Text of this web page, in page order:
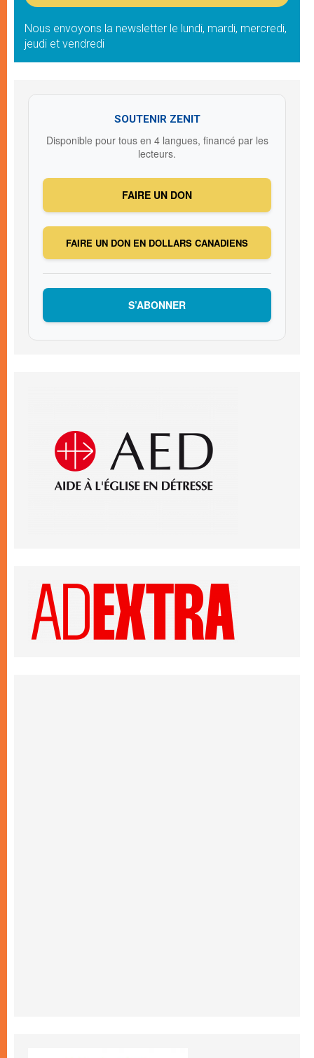
Nous envoyons la newsletter le lundi, mardi, mercredi,
jeudi et vendredi
SOUTENIR ZENIT
Disponible pour tous en 4 langues, financé par les
lecteurs.
FAIRE UN DON
FAIRE UN DON EN DOLLARS CANADIENS
S’ABONNER